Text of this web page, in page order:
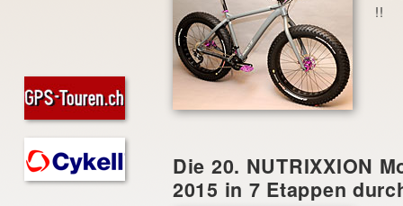
!!
Die 20. NUTRIXXION
2015 in 7 Etappen